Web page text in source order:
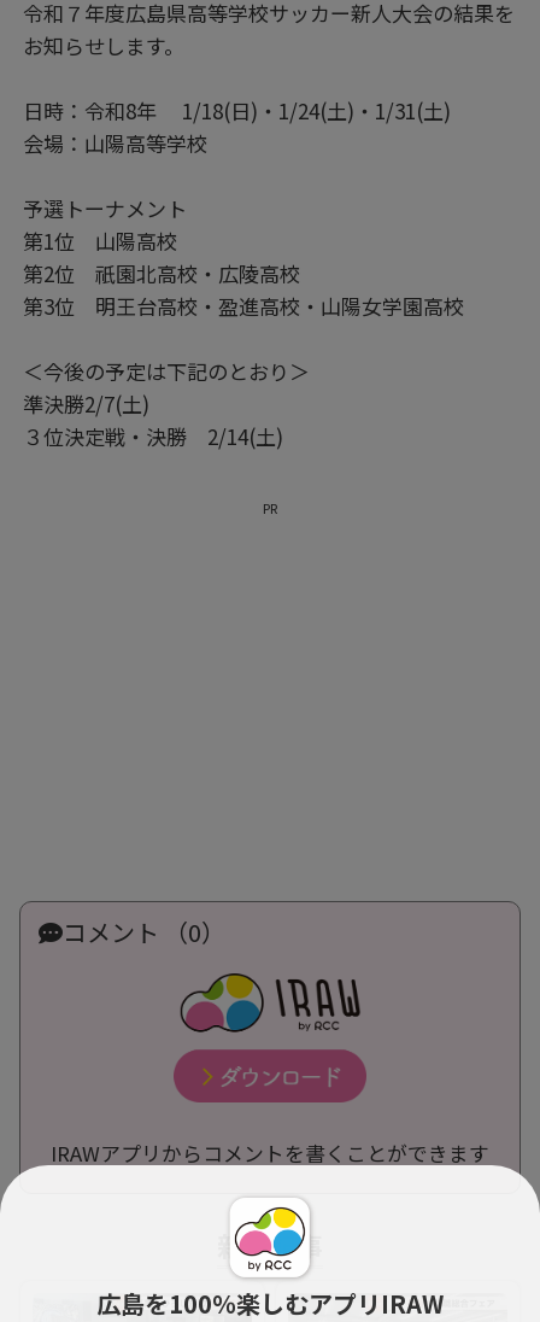
広島を100％楽しむアプリIRAW
令和７年度広島県高等学校サッカー新人大会の結果を
お知らせします。
日時：令和8年 1/18(日)・1/24(土)・1/31(土)
会場：山陽高等学校
予選トーナメント
第1位 山陽高校
第2位 祇園北高校・広陵高校
第3位 明王台高校・盈進高校・山陽女学園高校
＜今後の予定は下記のとおり＞
準決勝2/7(土)
３位決定戦・決勝 2/14(土)
PR
コメント （0）
IRAWアプリからコメントを書くことができます
新着記事